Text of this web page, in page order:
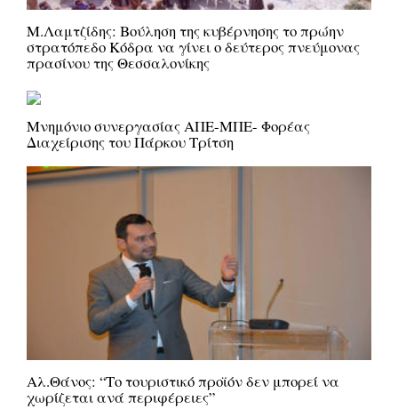
Μ.Λαμτζίδης: Βούληση της κυβέρνησης το πρώην
στρατόπεδο Κόδρα να γίνει ο δεύτερος πνεύμονας
πρασίνου της Θεσσαλονίκης
Μνημόνιο συνεργασίας ΑΠΕ-ΜΠΕ- Φορέας
Διαχείρισης του Πάρκου Τρίτση
Αλ.Θάνος: “Το τουριστικό προϊόν δεν μπορεί να
χωρίζεται ανά περιφέρειες”